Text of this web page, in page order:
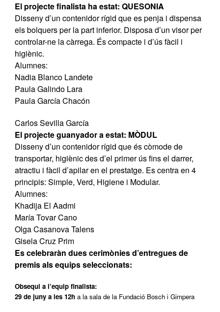
El projecte finalista ha estat: QUESONIA
Disseny d’un contenidor rígid que es penja i dispensa
els bolquers per la part inferior. Disposa d’un visor per
controlar-ne la càrrega. És compacte i d’ús fàcil i
higiènic.
Alumnes:
Nadia Blanco Landete
Paula Galindo Lara
Paula García Chacón
Carlos Sevilla García
El projecte guanyador a estat: MÒDUL
Disseny d’un contenidor rígid que és còmode de
transportar, higiènic des d’el primer ús fins el darrer,
atractiu i fàcil d’apilar en el prestatge. Es centra en 4
principis: Simple, Verd, Higiene i Modular.
Alumnes:
Khadija El Aadmi
María Tovar Cano
Olga Casanova Talens
Gisela Cruz Prim
Es celebraràn dues cerimònies d’entregues de
premis als equips seleccionats:
Obsequi a l’equip finalista:
29 de juny a les 12h a la sala de la Fundació Bosch i Gimpera